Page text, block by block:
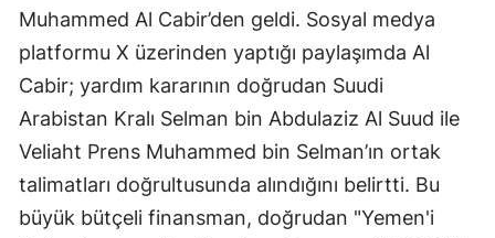
Muhammed Al Cabir’den geldi. Sosyal medya
platformu X üzerinden yaptığı paylaşımda Al
Cabir; yardım kararının doğrudan Suudi
Arabistan Kralı Selman bin Abdulaziz Al Suud ile
Veliaht Prens Muhammed bin Selman’ın ortak
talimatları doğrultusunda alındığını belirtti. Bu
büyük bütçeli finansman, doğrudan "Yemen'i